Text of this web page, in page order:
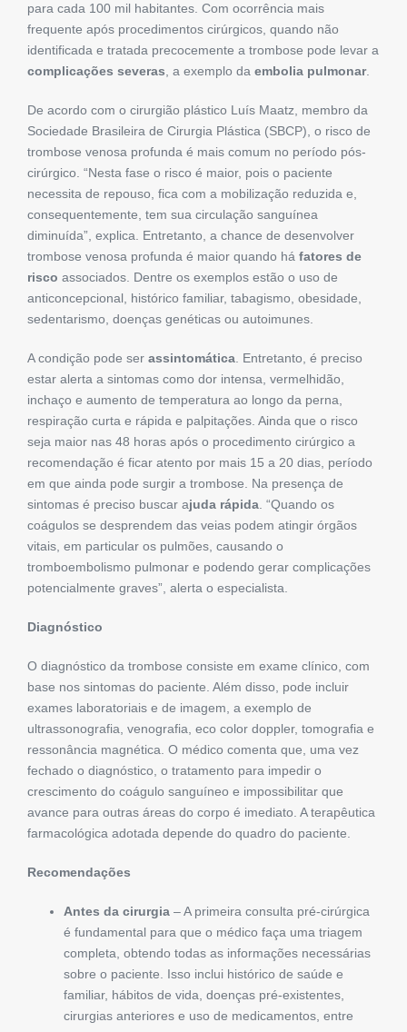
para cada 100 mil habitantes. Com ocorrência mais
frequente após procedimentos cirúrgicos, quando não
identificada e tratada precocemente a trombose pode levar a
complicações severas, a exemplo da embolia pulmonar.
De acordo com o cirurgião plástico Luís Maatz, membro da
Sociedade Brasileira de Cirurgia Plástica (SBCP), o risco de
trombose venosa profunda é mais comum no período pós-
cirúrgico. “Nesta fase o risco é maior, pois o paciente
necessita de repouso, fica com a mobilização reduzida e,
consequentemente, tem sua circulação sanguínea
diminuída”, explica. Entretanto, a chance de desenvolver
trombose venosa profunda é maior quando há fatores de
risco associados. Dentre os exemplos estão o uso de
anticoncepcional, histórico familiar, tabagismo, obesidade,
sedentarismo, doenças genéticas ou autoimunes.
A condição pode ser assintomática. Entretanto, é preciso
estar alerta a sintomas como dor intensa, vermelhidão,
inchaço e aumento de temperatura ao longo da perna,
respiração curta e rápida e palpitações. Ainda que o risco
seja maior nas 48 horas após o procedimento cirúrgico a
recomendação é ficar atento por mais 15 a 20 dias, período
em que ainda pode surgir a trombose. Na presença de
sintomas é preciso buscar ajuda rápida. “Quando os
coágulos se desprendem das veias podem atingir órgãos
vitais, em particular os pulmões, causando o
tromboembolismo pulmonar e podendo gerar complicações
potencialmente graves”, alerta o especialista.
Diagnóstico
O diagnóstico da trombose consiste em exame clínico, com
base nos sintomas do paciente. Além disso, pode incluir
exames laboratoriais e de imagem, a exemplo de
ultrassonografia, venografia, eco color doppler, tomografia e
ressonância magnética. O médico comenta que, uma vez
fechado o diagnóstico, o tratamento para impedir o
crescimento do coágulo sanguíneo e impossibilitar que
avance para outras áreas do corpo é imediato. A terapêutica
farmacológica adotada depende do quadro do paciente.
Recomendações
Antes da cirurgia – A primeira consulta pré-cirúrgica
é fundamental para que o médico faça uma triagem
completa, obtendo todas as informações necessárias
sobre o paciente. Isso inclui histórico de saúde e
familiar, hábitos de vida, doenças pré-existentes,
cirurgias anteriores e uso de medicamentos, entre